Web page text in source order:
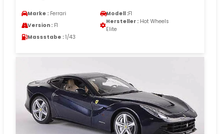
Marke : Ferrari Modell :F1
Version : F1
Hersteller : Hot Wheels
Elite
Massstabe : 1/43